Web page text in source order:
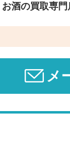
お酒の買取専門
メ